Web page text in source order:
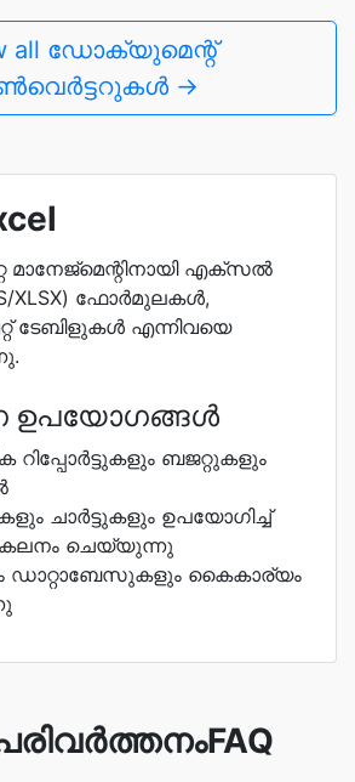
all ഡോക്യുമെന്റ്
→
മാനേജ്മെന്റിനായി എക്സൽ
XLSX) ഫോർമുലകൾ,
ടേബിളുകൾ എന്നിവയെ
ഉപയോഗങ്ങൾ
റിപ്പോർട്ടുകളും ബജറ്റുകളും
ചാർട്ടുകളും ഉപയോഗിച്ച്
ചെയ്യുന്നു
ഡാറ്റാബേസുകളും കൈകാര്യം